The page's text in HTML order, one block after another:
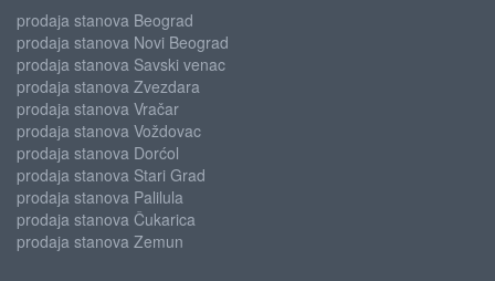
prodaja stanova Beograd
prodaja stanova Novi Beograd
prodaja stanova Savski venac
prodaja stanova Zvezdara
prodaja stanova Vračar
prodaja stanova Voždovac
prodaja stanova Dorćol
prodaja stanova Stari Grad
prodaja stanova Palilula
prodaja stanova Čukarica
prodaja stanova Zemun